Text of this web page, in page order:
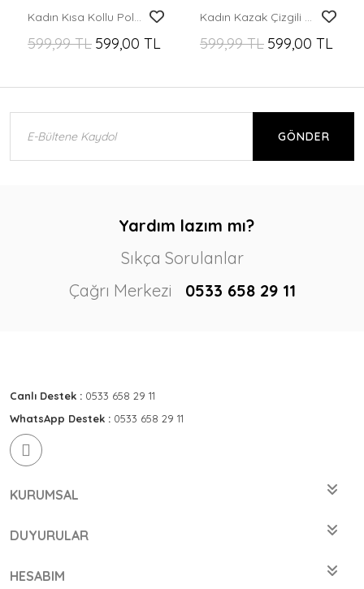
Kadın Kısa Kollu Polo Yaka Corspan Body
599,99 TL 599,00 TL
Kadın Kazak Çizgili Yuvarlak Yaka İnce Kazak Fuşya - 10147
599,99 TL 599,00 TL
GÖNDER
Yardım lazım mı?
Sıkça Sorulanlar
Çağrı Merkezi
0533 658 29 11
Canlı Destek : 0533 658 29 11
WhatsApp Destek : 0533 658 29 11
KURUMSAL
DUYURULAR
HESABIM